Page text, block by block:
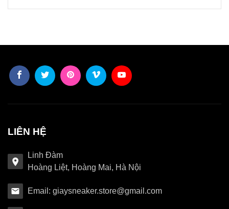
LIÊN HỆ
Linh Đàm
Hoàng Liệt, Hoàng Mai, Hà Nội
Email: giaysneaker.store@gmail.com